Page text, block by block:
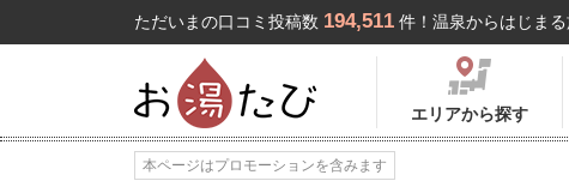
ただいまの口コミ投稿数 194,511 件！温泉からはじま
エリアから探す
本ページはプロモーションを含みます